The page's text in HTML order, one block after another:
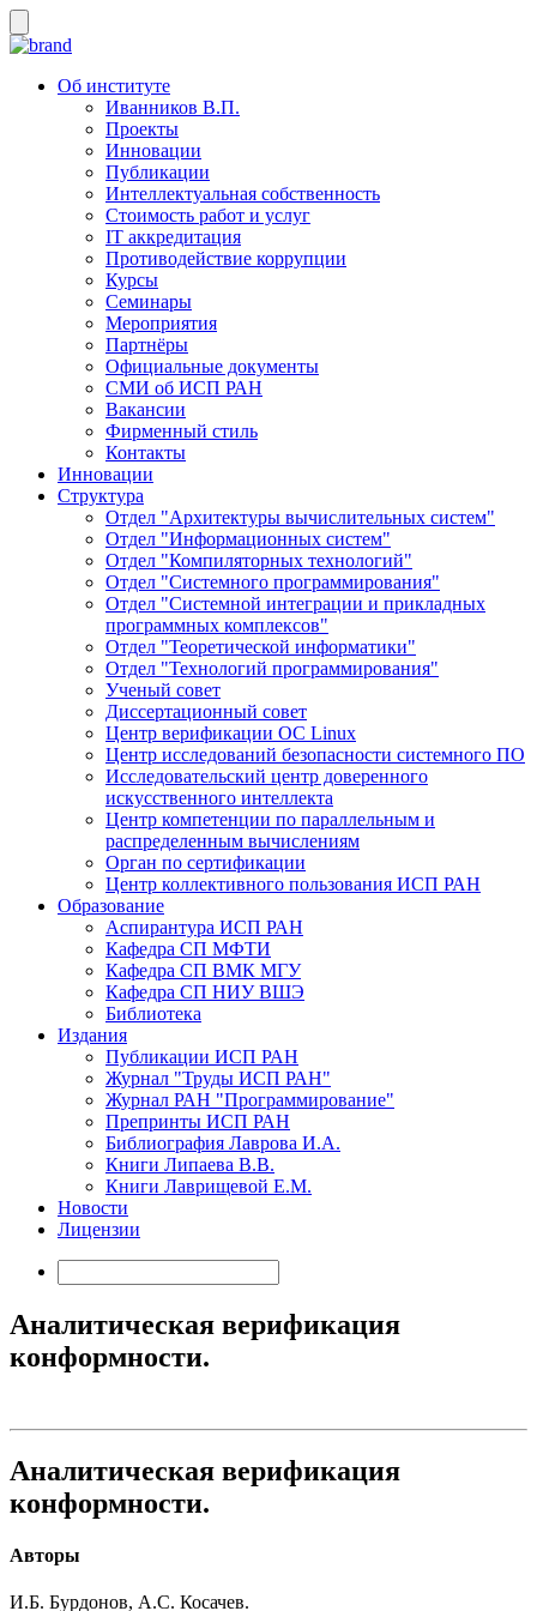
Об институте
Иванников В.П.
Проекты
Инновации
Публикации
Интеллектуальная собственность
Стоимость работ и услуг
IT аккредитация
Противодействие коррупции
Курсы
Семинары
Мероприятия
Партнёры
Официальные документы
СМИ об ИСП РАН
Вакансии
Фирменный стиль
Контакты
Инновации
Структура
Отдел "Архитектуры вычислительных систем"
Отдел "Информационных систем"
Отдел "Компиляторных технологий"
Отдел "Системного программирования"
Отдел "Системной интеграции и прикладных
программных комплексов"
Отдел "Теоретической информатики"
Отдел "Технологий программирования"
Ученый совет
Диссертационный совет
Центр верификации ОС Linux
Центр исследований безопасности системного ПО
Исследовательский центр доверенного
искусственного интеллекта
Центр компетенции по параллельным и
распределенным вычислениям
Орган по сертификации
Центр коллективного пользования ИСП РАН
Образование
Аспирантура ИСП РАН
Кафедра СП МФТИ
Кафедра СП ВМК МГУ
Кафедра СП НИУ ВШЭ
Библиотека
Издания
Публикации ИСП РАН
Журнал "Труды ИСП РАН"
Журнал РАН "Программирование"
Препринты ИСП РАН
Библиография Лаврова И.А.
Книги Липаева В.В.
Книги Лаврищевой Е.М.
Новости
Лицензии
Аналитическая верификация
конформности.
Аналитическая верификация
конформности.
Авторы
И.Б. Бурдонов, А.С. Косачев.